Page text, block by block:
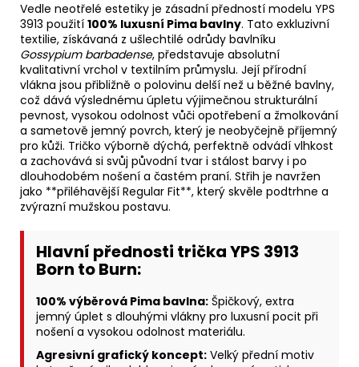
Vedle neotřelé estetiky je zásadní předností modelu YPS
3913 použití 100% luxusní Pima bavlny. Tato exkluzivní
textilie, získávaná z ušlechtilé odrůdy bavlníku
Gossypium barbadense, představuje absolutní
kvalitativní vrchol v textilním průmyslu. Její přírodní
vlákna jsou přibližně o polovinu delší než u běžné bavlny,
což dává výslednému úpletu výjimečnou strukturální
pevnost, vysokou odolnost vůči opotřebení a žmolkování
a sametově jemný povrch, který je neobyčejně příjemný
pro kůži. Tričko výborně dýchá, perfektně odvádí vlhkost
a zachovává si svůj původní tvar i stálost barvy i po
dlouhodobém nošení a častém praní. Střih je navržen
jako **přiléhavější Regular Fit**, který skvěle podtrhne a
zvýrazní mužskou postavu.
Hlavní přednosti trička YPS 3913
Born to Burn:
100% výběrová Pima bavlna: Špičkový, extra
jemný úplet s dlouhými vlákny pro luxusní pocit při
nošení a vysokou odolnost materiálu.
Agresivní grafický koncept: Velký přední motiv